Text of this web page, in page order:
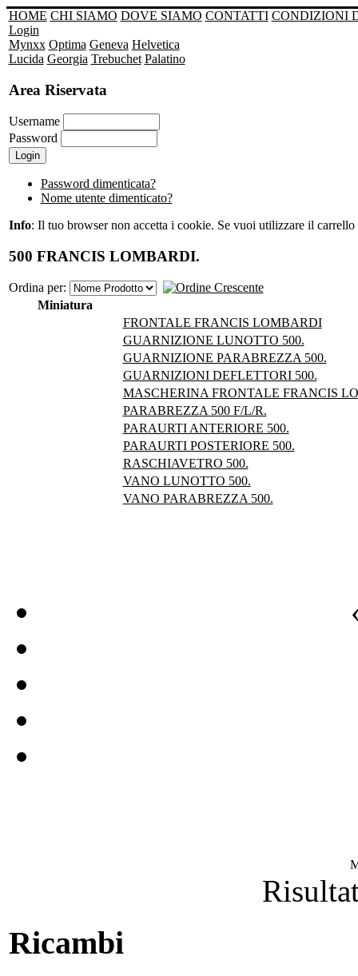
HOME CHI SIAMO DOVE SIAMO CONTATTI CONDIZIONI
Login
Mynxx Optima Geneva Helvetica
Lucida Georgia Trebuchet Palatino
Area Riservata
Username
Password
Password dimenticata?
Nome utente dimenticato?
Info: Il tuo browser non accetta i cookie. Se vuoi utilizzare il
500 FRANCIS LOMBARDI.
Ordina per:
Miniatura
FRONTALE FRANCIS LOMBARDI
GUARNIZIONE LUNOTTO 500.
GUARNIZIONE PARABREZZA 500.
GUARNIZIONI DEFLETTORI 500.
MASCHERINA FRONTALE FRANCIS
PARABREZZA 500 F/L/R.
PARAURTI ANTERIORE 500.
PARAURTI POSTERIORE 500.
RASCHIAVETRO 500.
VANO LUNOTTO 500.
VANO PARABREZZA 500.
Ricambi